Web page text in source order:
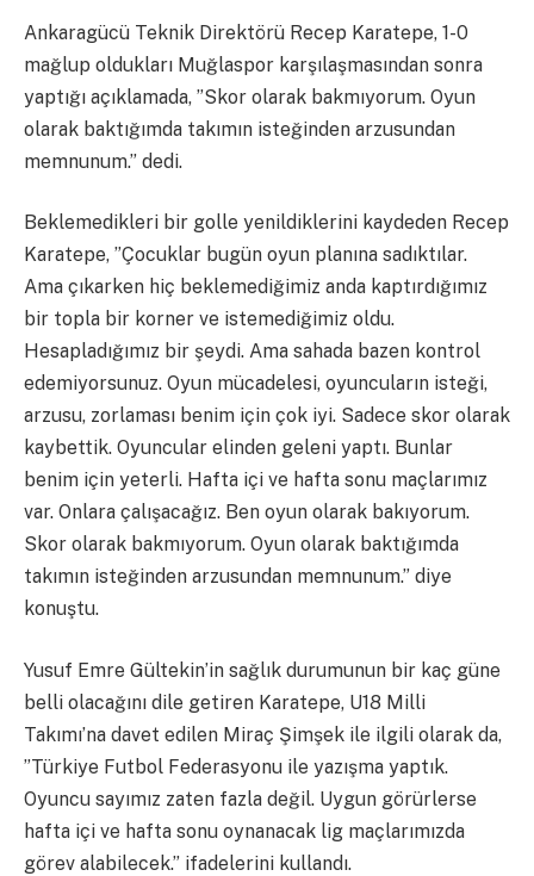
Ankaragücü Teknik Direktörü Recep Karatepe, 1-0
mağlup oldukları Muğlaspor karşılaşmasından sonra
yaptığı açıklamada, ”Skor olarak bakmıyorum. Oyun
olarak baktığımda takımın isteğinden arzusundan
memnunum.” dedi.
Beklemedikleri bir golle yenildiklerini kaydeden Recep
Karatepe, ”Çocuklar bugün oyun planına sadıktılar.
Ama çıkarken hiç beklemediğimiz anda kaptırdığımız
bir topla bir korner ve istemediğimiz oldu.
Hesapladığımız bir şeydi. Ama sahada bazen kontrol
edemiyorsunuz. Oyun mücadelesi, oyuncuların isteği,
arzusu, zorlaması benim için çok iyi. Sadece skor olarak
kaybettik. Oyuncular elinden geleni yaptı. Bunlar
benim için yeterli. Hafta içi ve hafta sonu maçlarımız
var. Onlara çalışacağız. Ben oyun olarak bakıyorum.
Skor olarak bakmıyorum. Oyun olarak baktığımda
takımın isteğinden arzusundan memnunum.” diye
konuştu.
Yusuf Emre Gültekin’in sağlık durumunun bir kaç güne
belli olacağını dile getiren Karatepe, U18 Milli
Takımı’na davet edilen Miraç Şimşek ile ilgili olarak da,
”Türkiye Futbol Federasyonu ile yazışma yaptık.
Oyuncu sayımız zaten fazla değil. Uygun görürlerse
hafta içi ve hafta sonu oynanacak lig maçlarımızda
görev alabilecek.” ifadelerini kullandı.